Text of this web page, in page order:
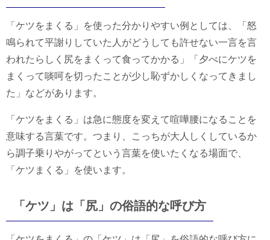
「ケツをまくる」を使った分かりやすい例としては、「怒
鳴られて平謝りしていた人がどうしても許せない一言を言
われたらしく尻をまくって食ってかかる」「夕べにケツを
まくって啖呵を切ったことが少し恥ずかしくなってきまし
た」などがあります。
「ケツをまくる」は急に態度を変えて喧嘩腰になることを
意味する言葉です。つまり、こっちが大人しくしているか
ら調子乗りやがってという言葉を使いたくなる場面で、
「ケツまくる」を使います。
「ケツ」は「尻」の俗語的な呼び方